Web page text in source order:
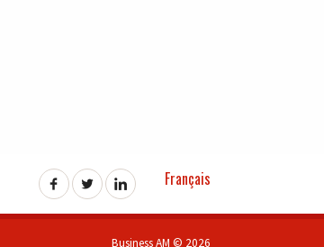
Français
Business AM © 2026